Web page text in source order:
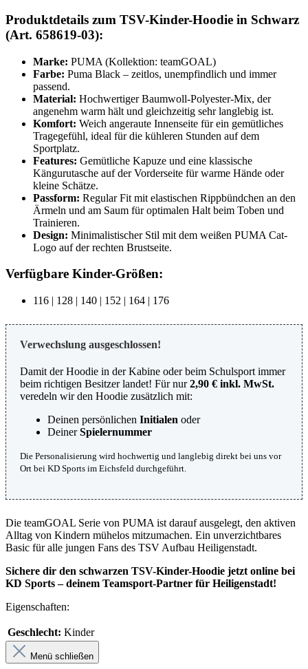
Produktdetails zum TSV-Kinder-Hoodie in Schwarz
(Art. 658619-03):
Marke: PUMA (Kollektion: teamGOAL)
Farbe: Puma Black – zeitlos, unempfindlich und immer
passend.
Material: Hochwertiger Baumwoll-Polyester-Mix, der
angenehm warm hält und gleichzeitig sehr langlebig ist.
Komfort: Weich angeraute Innenseite für ein gemütliches
Tragegefühl, ideal für die kühleren Stunden auf dem
Sportplatz.
Features: Gemütliche Kapuze und eine klassische
Kängurutasche auf der Vorderseite für warme Hände oder
kleine Schätze.
Passform: Regular Fit mit elastischen Rippbündchen an den
Ärmeln und am Saum für optimalen Halt beim Toben und
Trainieren.
Design: Minimalistischer Stil mit dem weißen PUMA Cat-
Logo auf der rechten Brustseite.
Verfügbare Kinder-Größen:
116 | 128 | 140 | 152 | 164 | 176
Verwechslung ausgeschlossen!
Damit der Hoodie in der Kabine oder beim Schulsport immer
beim richtigen Besitzer landet! Für nur2,90 € inkl. MwSt.
veredeln wir den Hoodie zusätzlich mit:
Deinen persönlichen Initialen oder
DeinerSpielernummer
Die Personalisierung wird hochwertig und langlebig direkt bei uns vor
Ort bei KD Sports im Eichsfeld durchgeführt.
Die teamGOAL Serie von PUMA ist darauf ausgelegt, den aktiven
Alltag von Kindern mühelos mitzumachen. Ein unverzichtbares
Basic für alle jungen Fans des TSV Aufbau Heiligenstadt.
Sichere dir den schwarzen TSV-Kinder-Hoodie jetzt online bei
KD Sports – deinem Teamsport-Partner für Heiligenstadt!
Eigenschaften:
Geschlecht: Kinder
Menü schließen